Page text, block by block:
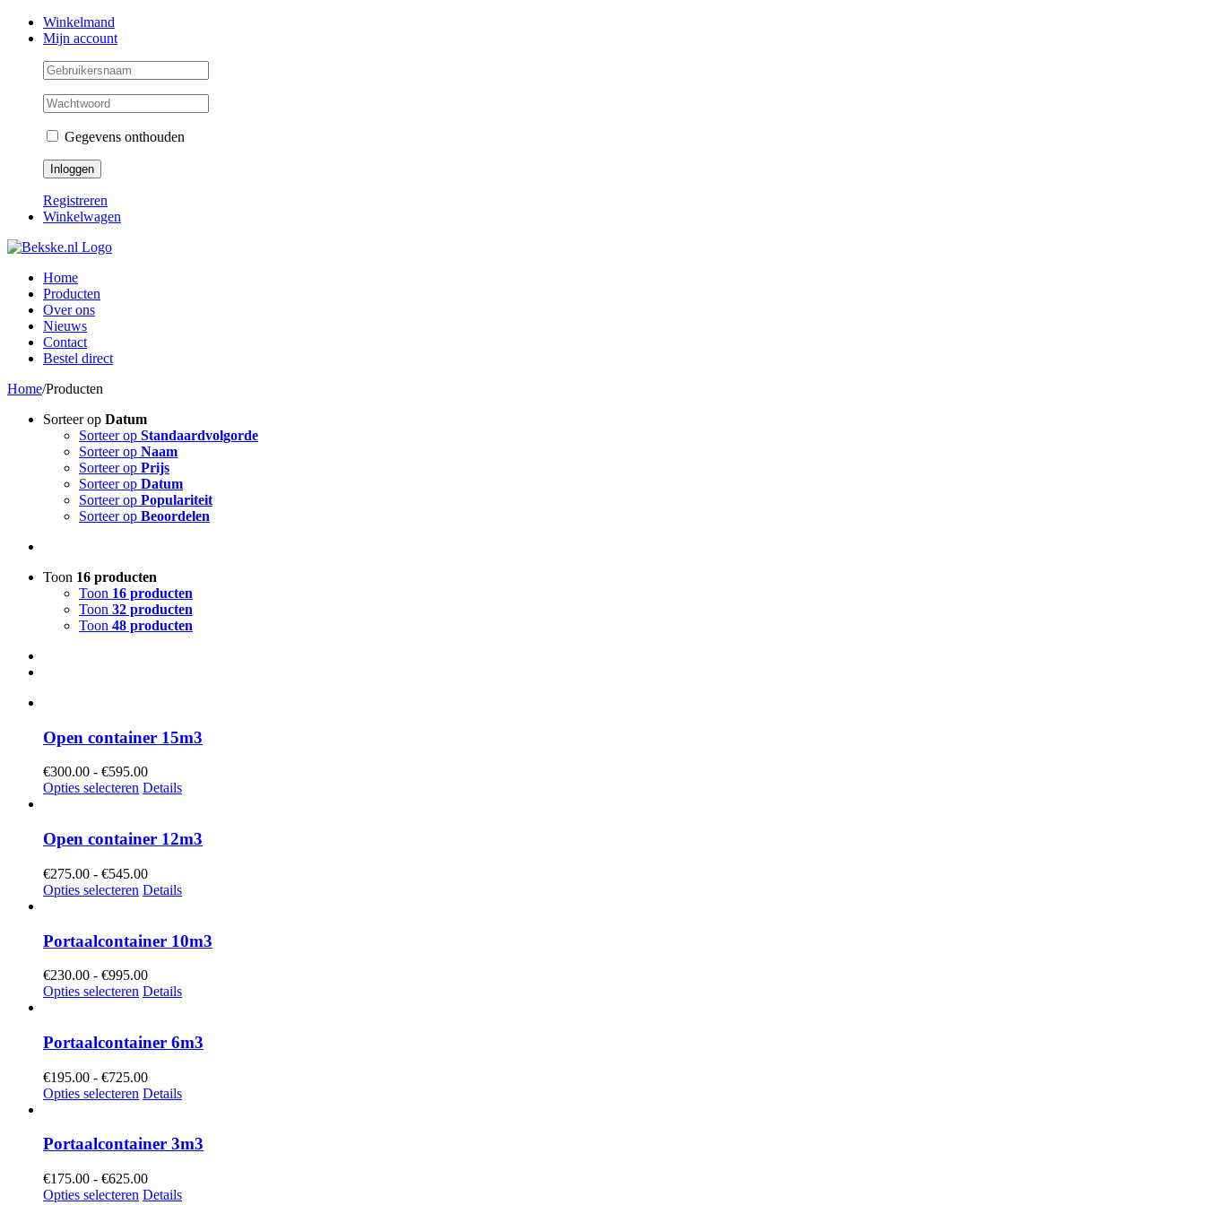
Skip
Facebook
Instagram
TwitterWinkelmand
Mijn account
Gegevens onthouden
Registreren
Winkelwagen
Home
Producten
Over ons
Nieuws
Contact
Bestel direct
Home/Producten
Sorteer op Datum
Sorteer op Standaardvolgorde
Sorteer op Naam
Sorteer op Prijs
Sorteer op Datum
Sorteer op Populariteit
Sorteer op Beoordelen
Toon 16 producten
Toon 16 producten
Toon 32 producten
Toon 48 producten
Open container 15m3
€300.00 - €595.00Prijsklasse:
€300.00
Opties selecteren Details
Open container 12m3
€275.00 - €545.00Prijsklasse:
€275.00
Opties selecteren Details
Portaalcontainer 10m3
€230.00 - €995.00Prijsklasse:
€230.00
Opties selecteren Details
Portaalcontainer 6m3
€195.00 - €725.00Prijsklasse:
€195.00
Opties selecteren Details
Portaalcontainer 3m3
€175.00 - €625.00Prijsklasse:
€175.00
Opties selecteren Details